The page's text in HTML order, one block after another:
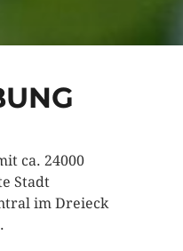
ca. 24000
Stadt
im Dreieck